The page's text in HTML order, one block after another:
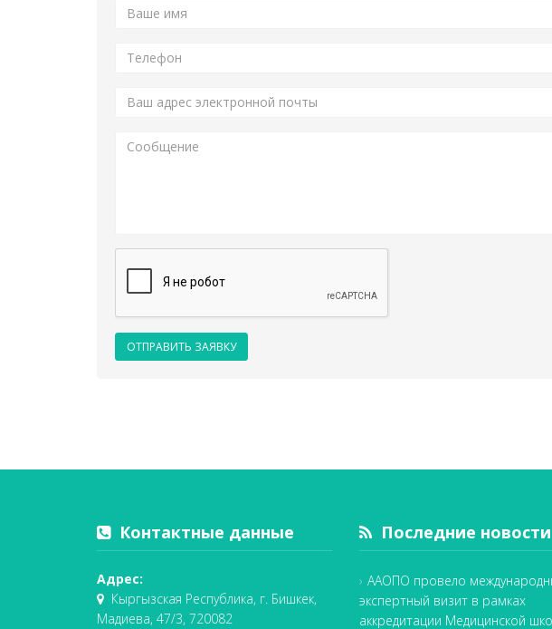
ОТПРАВИТЬ ЗАЯВКУ
Контактные данные
Адрес:
Кыргызская Республика, г. Бишкек,
Мадиева, 47/3, 720082
Последние новости
ААОПО провело
экспертный визит в рамках
аккредитации Медицинской